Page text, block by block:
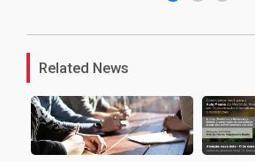
Related News